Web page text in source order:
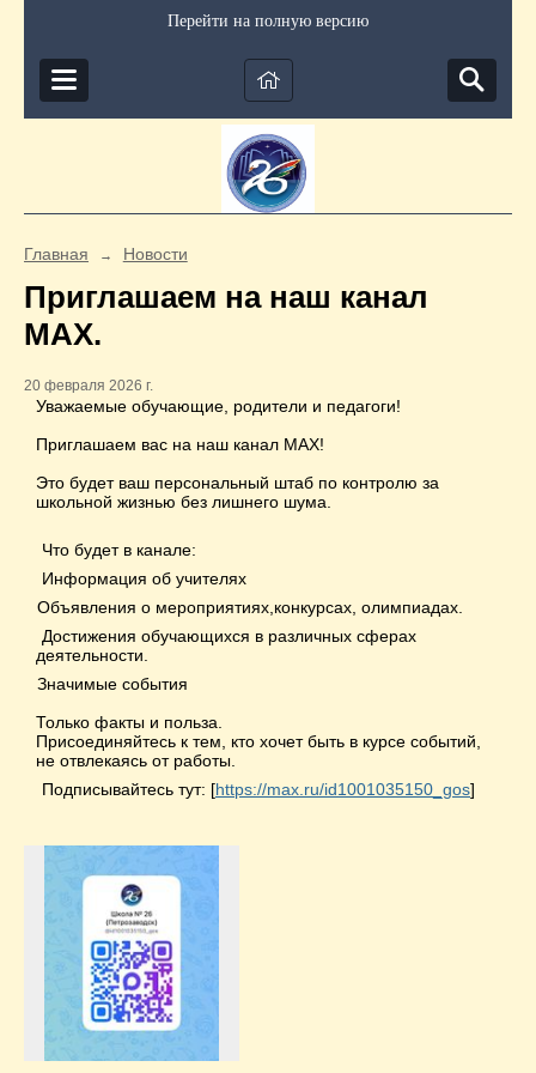
Перейти на полную версию
Главная → Новости
Приглашаем на наш канал
МАХ.
20 февраля 2026 г.
Уважаемые обучающие, родители и педагоги!
Приглашаем вас на наш канал МАХ!
Это будет ваш персональный штаб по контролю за
школьной жизнью без лишнего шума.
Что будет в канале:
Информация об учителях
Объявления о мероприятиях,конкурсах, олимпиадах.
Достижения обучающихся в различных сферах
деятельности.
Значимые события
Только факты и польза.
Присоединяйтесь к тем, кто хочет быть в курсе событий,
не отвлекаясь от работы.
Подписывайтесь тут: [https://max.ru/id1001035150_gos]